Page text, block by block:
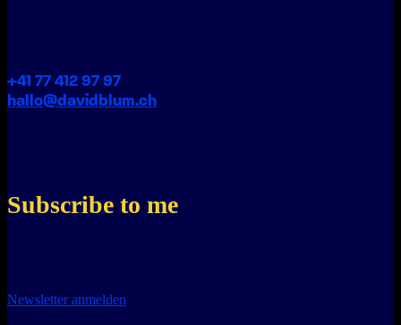
+41 77 412 97 97
hallo@davidblum.ch
Subscribe to me
Newsletter anmelden